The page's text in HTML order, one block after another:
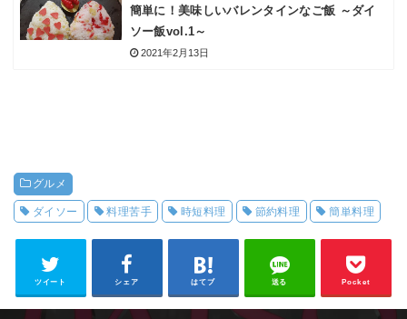
簡単に！美味しいバレンタインなご飯 ～ダイ
ソー飯vol.1～
2021年2月13日
グルメ
ダイソー 料理苦手 時短料理 節約料理 簡単料理
ツイート シェア はてブ 送る Pocket